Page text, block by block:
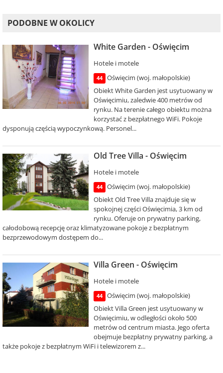
PODOBNE W OKOLICY
White Garden - Oświęcim
Hotele i motele
44
Oświęcim (woj. małopolskie)
Obiekt White Garden jest usytuowany w
Oświęcimiu, zaledwie 400 metrów od
rynku. Na terenie całego obiektu można
korzystać z bezpłatnego WiFi. Pokoje
dysponują częścią wypoczynkową. Personel...
Old Tree Villa - Oświęcim
Hotele i motele
44
Oświęcim (woj. małopolskie)
Obiekt Old Tree Villa znajduje się w
spokojnej części Oświęcimia, 3 km od
rynku. Oferuje on prywatny parking,
całodobową recepcję oraz klimatyzowane pokoje z bezpłatnym
bezprzewodowym dostępem do...
Villa Green - Oświęcim
Hotele i motele
44
Oświęcim (woj. małopolskie)
Obiekt Villa Green jest usytuowany w
Oświęcimiu, w odległości około 500
metrów od centrum miasta. Jego oferta
obejmuje bezpłatny prywatny parking, a
także pokoje z bezpłatnym WiFi i telewizorem z...